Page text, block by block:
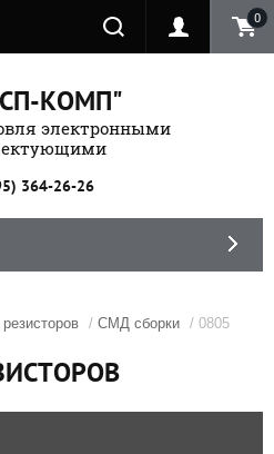
0
КОМП"
электронными
364-26-26
/ СМД сборки / 0805